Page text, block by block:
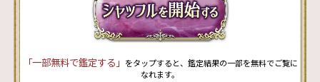
「一部無料で鑑定する」 をタップすると、鑑定結果の一部を無料でご覧に
なれます。